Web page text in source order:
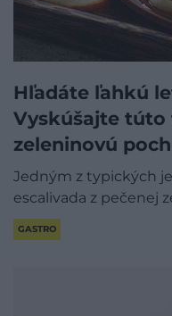
Hľadáte ľahkú
Vyskúšajte
zeleninovú
Jedným z typických
escalivada z pečenej
GASTRO